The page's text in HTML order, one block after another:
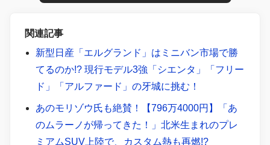
関連記事
新型日産「エルグランド」はミニバン市場で勝
てるのか!? 現行モデル3強「シエンタ」「フリー
ド」「アルファード」の牙城に挑む！
あのモリゾウ氏も絶賛！【796万4000円】「あ
のムラーノが帰ってきた！」北米生まれのプレ
ミアムSUV上陸で、カスタム熱も再燃!?